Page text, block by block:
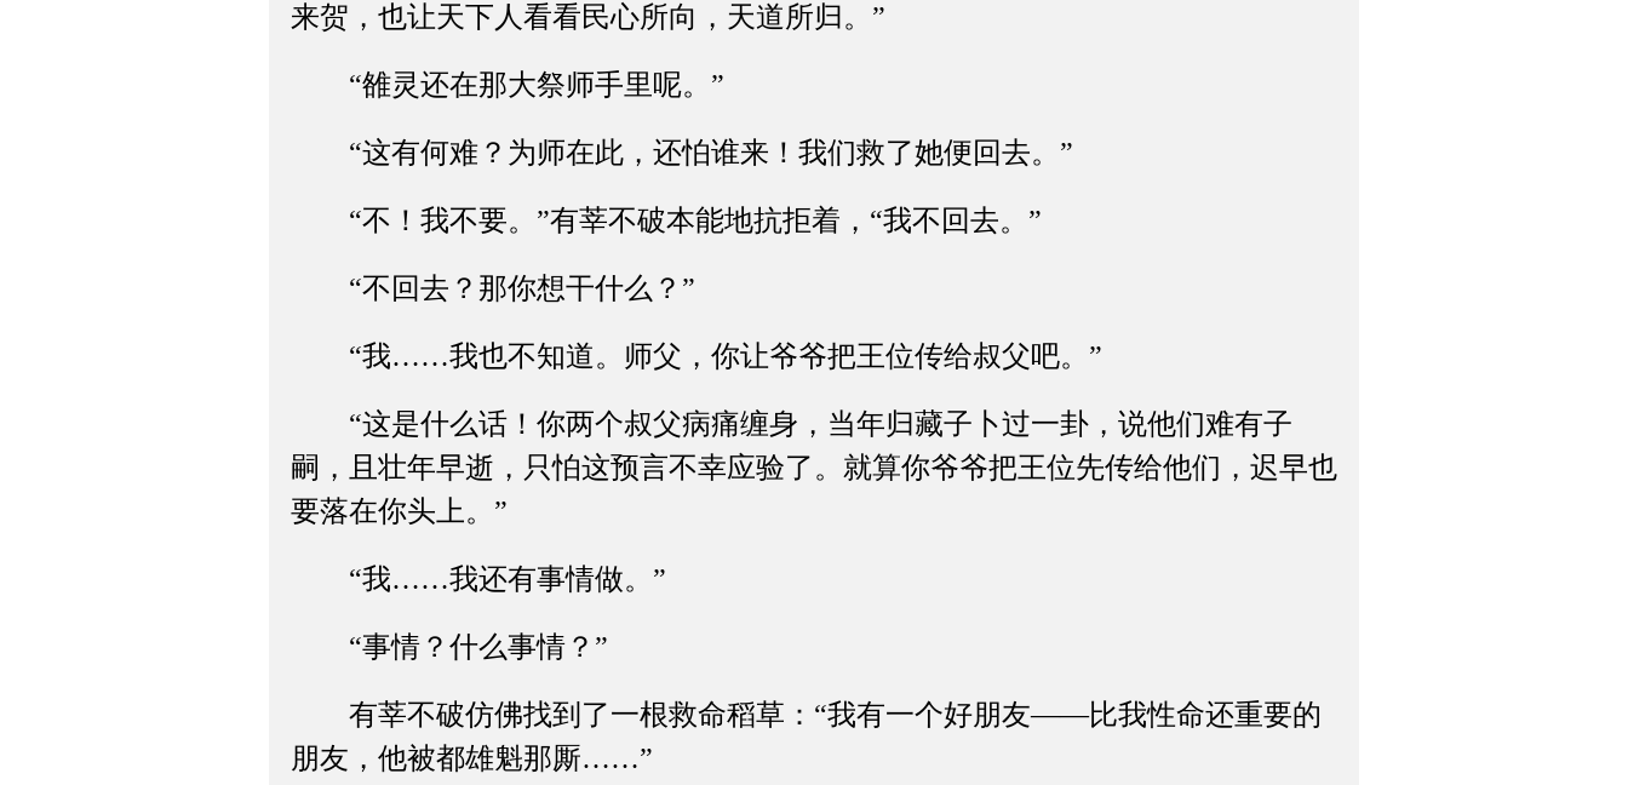
来贺，也让天下人看看民心所向，天道所归。”
“雒灵还在那大祭师手里呢。”
“这有何难？为师在此，还怕谁来！我们救了她便回去。”
“不！我不要。”有莘不破本能地抗拒着，“我不回去。”
“不回去？那你想干什么？”
“我……我也不知道。师父，你让爷爷把王位传给叔父吧。”
“这是什么话！你两个叔父病痛缠身，当年归藏子卜过一卦，说他们难有子
嗣，且壮年早逝，只怕这预言不幸应验了。就算你爷爷把王位先传给他们，迟早也
要落在你头上。”
“我……我还有事情做。”
“事情？什么事情？”
有莘不破仿佛找到了一根救命稻草：“我有一个好朋友——比我性命还重要的
朋友，他被都雄魁那厮……”